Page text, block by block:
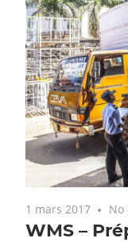
1 mars 2017 No
WMS –